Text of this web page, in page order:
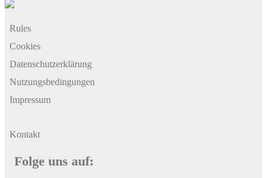
Rules
Cookies
Datenschutzerklärung
Nutzungsbedingungen
Impressum
Kontakt
Folge uns auf: